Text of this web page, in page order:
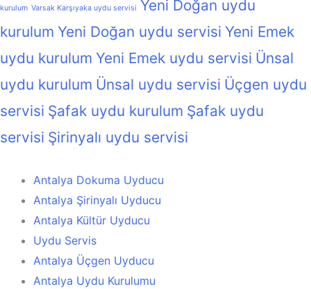
kurulum Varsak Karşıyaka uydu servisi Yeni Doğan uydu
kurulum Yeni Doğan uydu servisi Yeni Emek
uydu kurulum Yeni Emek uydu servisi Ünsal
uydu kurulum Ünsal uydu servisi Üçgen uydu
servisi Şafak uydu kurulum Şafak uydu
servisi Şirinyalı uydu servisi
Antalya Dokuma Uyducu
Antalya Şirinyalı Uyducu
Antalya Kültür Uyducu
Uydu Servis
Antalya Üçgen Uyducu
Antalya Uydu Kurulumu